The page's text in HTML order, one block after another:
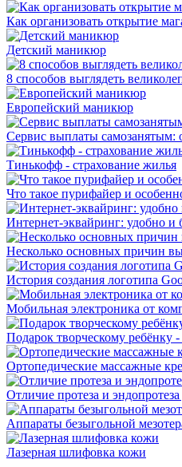
Как организовать открытие
Детский маникюр
8 способов выглядеть
Европейский маникюр
Сервис выплаты самозанятым:
Тинькофф - страхование жилья
Что такое пурифайер и
Интернет-эквайринг: удобно и
Несколько основных причин
История создания логотипа
Мобильная электроника от
Подарок творческому ребёнку -
Ортопедические массажные
Отличие протеза и эндопротеза
Аппараты безыгольной
Лазерная шлифовка кожи